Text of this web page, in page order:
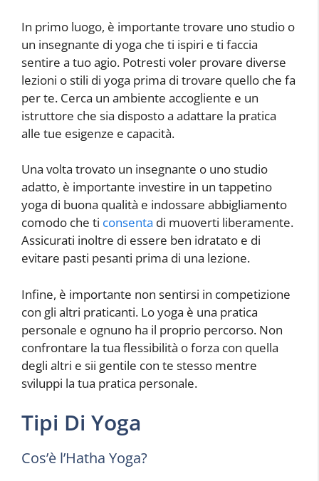
In primo luogo, è importante trovare uno studio o
un insegnante di yoga che ti ispiri e ti faccia
sentire a tuo agio. Potresti voler provare diverse
lezioni o stili di yoga prima di trovare quello che fa
per te. Cerca un ambiente accogliente e un
istruttore che sia disposto a adattare la pratica
alle tue esigenze e capacità.
Una volta trovato un insegnante o uno studio
adatto, è importante investire in un tappetino
yoga di buona qualità e indossare abbigliamento
comodo che ti consenta di muoverti liberamente.
Assicurati inoltre di essere ben idratato e di
evitare pasti pesanti prima di una lezione.
Infine, è importante non sentirsi in competizione
con gli altri praticanti. Lo yoga è una pratica
personale e ognuno ha il proprio percorso. Non
confrontare la tua flessibilità o forza con quella
degli altri e sii gentile con te stesso mentre
sviluppi la tua pratica personale.
Tipi Di Yoga
Cos’è l’Hatha Yoga?